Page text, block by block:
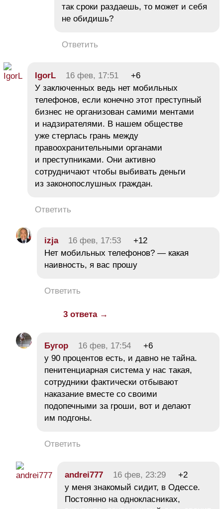
так сроки раздаешь, то может и себя
не обидишь?
Ответить
IgorL 16 фев, 17:51
+6
У заключенных ведь нет мобильных
телефонов, если конечно этот преступный
бизнес не организован самими ментами
и надзирателями. В нашем обществе
уже стерлась грань между
правоохранительными органами
и преступниками. Они активно
сотрудничают чтобы выбивать деньги
из законопослушных граждан.
Ответить
izja 16 фев, 17:53
+12
Нет мобильных телефонов? — какая
наивность, я вас прошу
Ответить
3 ответа →
Бугор 16 фев, 17:54
+6
у 90 процентов есть, и давно не тайна.
пенитенциарная система у нас такая,
сотрудники фактически отбывают
наказание вместе со своими
подопечными за гроши, вот и делают
им подгоны.
Ответить
andrei777 16 фев, 23:29
+2
у меня знакомый сидит, в Одессе.
Постоянно на однокласниках,